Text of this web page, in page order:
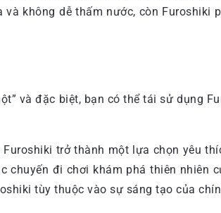
không dễ thấm nước, còn Furoshiki
và đặc biệt, bạn có thể tái sử dụng
trở thành một lựa chọn yêu
đi chơi khám phá thiên nhiên
tùy thuộc vào sự sáng tạo của